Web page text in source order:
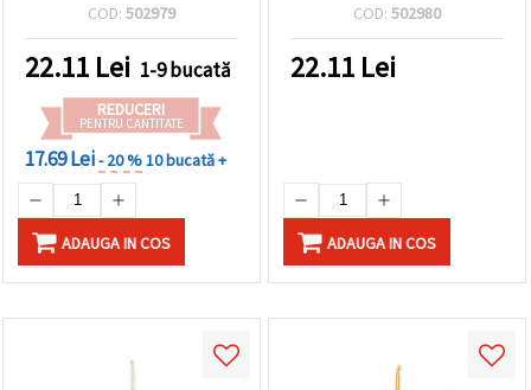
COD: 502979
22.11 Lei 1-9 bucată
REDUCERI
PENTRU CANTITATE
17.69 Lei- 20 %10 bucată +
ADAUGA IN COS
COD: 502980
22.11 Lei
ADAUGA IN COS